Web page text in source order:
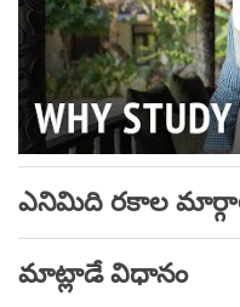
ఎనిమిది రకాల
మాట్లాడే విధానం